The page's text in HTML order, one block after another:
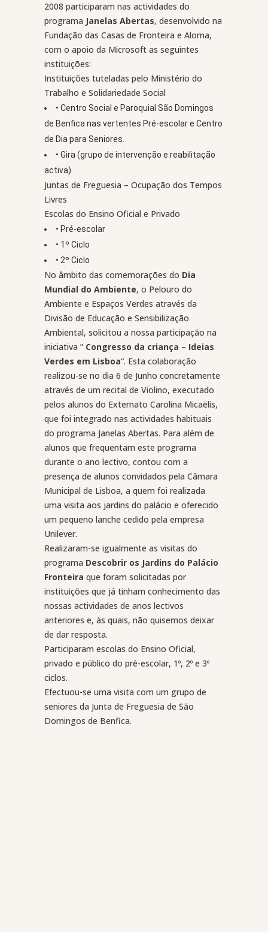
2008 participaram nas actividades do
programa Janelas Abertas, desenvolvido na
Fundação das Casas de Fronteira e Alorna,
com o apoio da Microsoft as seguintes
instituições:
Instituições tuteladas pelo Ministério do
Trabalho e Solidariedade Social
• Centro Social e Paroquial São Domingos
de Benfica nas vertentes Pré-escolar e Centro
de Dia para Seniores.
• Gira (grupo de intervenção e reabilitação
activa)
Juntas de Freguesia – Ocupação dos Tempos
Livres
Escolas do Ensino Oficial e Privado
• Pré-escolar
• 1º Ciclo
• 2º Ciclo
No âmbito das comemorações do Dia
Mundial do Ambiente, o Pelouro do
Ambiente e Espaços Verdes através da
Divisão de Educação e Sensibilização
Ambiental, solicitou a nossa participação na
iniciativa ” Congresso da criança – Ideias
Verdes em Lisboa“. Esta colaboração
realizou-se no dia 6 de Junho concretamente
através de um recital de Violino, executado
pelos alunos do Externato Carolina Micaëlis,
que foi integrado nas actividades habituais
do programa Janelas Abertas. Para além de
alunos que frequentam este programa
durante o ano lectivo, contou com a
presença de alunos convidados pela Câmara
Municipal de Lisboa, a quem foi realizada
uma visita aos jardins do palácio e oferecido
um pequeno lanche cedido pela empresa
Unilever.
Realizaram-se igualmente as visitas do
programa Descobrir os Jardins do Palácio
Fronteira que foram solicitadas por
instituições que já tinham conhecimento das
nossas actividades de anos lectivos
anteriores e, às quais, não quisemos deixar
de dar resposta.
Participaram escolas do Ensino Oficial,
privado e público do pré-escolar, 1º, 2º e 3º
ciclos.
Efectuou-se uma visita com um grupo de
seniores da Junta de Freguesia de São
Domingos de Benfica.